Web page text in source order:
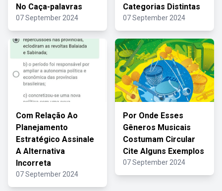
No Caça-palavras
07 September 2024
Categorias Distintas
07 September 2024
Com Relação Ao
Planejamento
Estratégico Assinale
A Alternativa
Incorreta
07 September 2024
Por Onde Esses
Gêneros Musicais
Costumam Circular
Cite Alguns Exemplos
07 September 2024